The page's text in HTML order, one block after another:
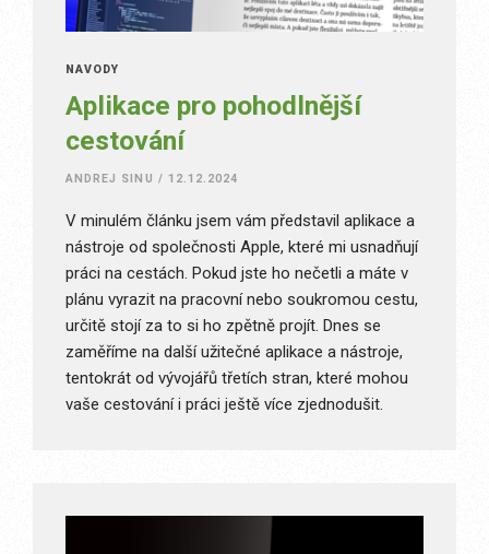
NÁVODY
Aplikace pro pohodlnější
cestování
ANDREJ SINU / 12.12.2024
V minulém článku jsem vám představil aplikace a
nástroje od společnosti Apple, které mi usnadňují
práci na cestách. Pokud jste ho nečetli a máte v
plánu vyrazit na pracovní nebo soukromou cestu,
určitě stojí za to si ho zpětně projít. Dnes se
zaměříme na další užitečné aplikace a nástroje,
tentokrát od vývojářů třetích stran, které mohou
vaše cestování i práci ještě více zjednodušit.